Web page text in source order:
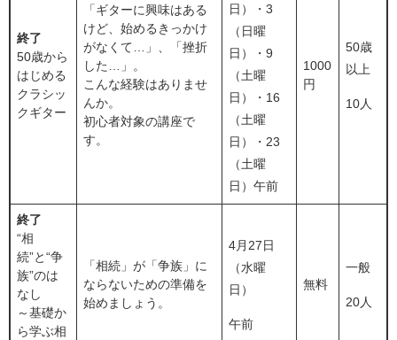
終了
50歳から
はじめる
クラシッ
クギター
「ギターに興味はある
けど、始めるきっかけ
がなくて…」、「挫折
した…」。
こんな経験はありませ
んか。
初心者対象の講座で
す。
日）・3
（日曜
日）・9
（土曜
日）・16
（土曜
日）・23
（土曜
日）午前
1000
円
50歳
以上
10人
終了
“相
続”と“争
族”のは
なし
～基礎か
ら学ぶ相
「相続」が「争族」に
ならないための準備を
始めましょう。
4月27日
（水曜
日）
午前
無料
一般
20人